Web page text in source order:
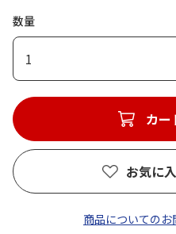
数量
1
カー
お気に
商品についての